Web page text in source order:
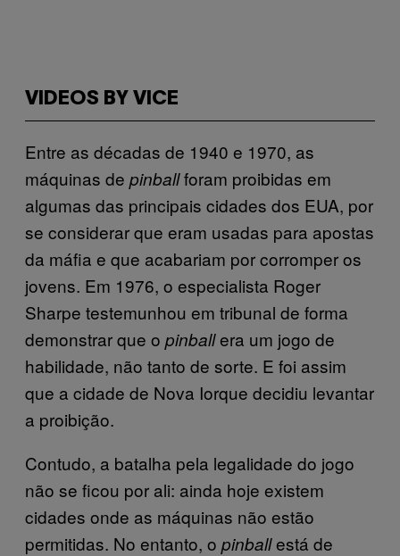
VIDEOS BY VICE
Entre as décadas de 1940 e 1970, as
máquinas de pinballforam proibidas em
algumas das principais cidades dos EUA, por
se considerar que eram usadas para apostas
da máfia e que acabariam por corromper os
jovens. Em 1976, o especialista Roger
Sharpe testemunhou em tribunal de forma
demonstrar que o pinballera um jogo de
habilidade, não tanto de sorte. E foi assim
que a cidade de Nova Iorque decidiu levantar
a proibição.
Contudo, a batalha pela legalidade do jogo
não se ficou por ali: ainda hoje existem
cidades onde as máquinas não estão
permitidas. No entanto, o pinballestá de